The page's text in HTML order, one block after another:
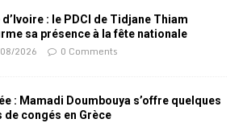
d’Ivoire : le PDCI de Tidjane Thiam
sa présence à la fête nationale
2026 0 Comments
: Mamadi Doumbouya s’offre quelques
de congés en Grèce